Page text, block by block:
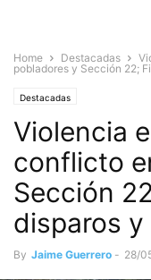
Home Destacadas
pobladores y Sección 22;
Destacadas
Violencia
conflicto
Sección
disparos
By Jaime Guerrero - 28/